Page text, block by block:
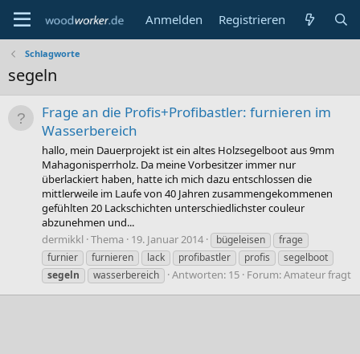
Anmelden Registrieren
Schlagworte
segeln
Frage an die Profis+Profibastler: furnieren im
Wasserbereich
hallo, mein Dauerprojekt ist ein altes Holzsegelboot aus 9mm
Mahagonisperrholz. Da meine Vorbesitzer immer nur
überlackiert haben, hatte ich mich dazu entschlossen die
mittlerweile im Laufe von 40 Jahren zusammengekommenen
gefühlten 20 Lackschichten unterschiedlichster couleur
abzunehmen und...
dermikkl Thema 19. Januar 2014 bügeleisen
frage
furnier
furnieren lack profibastler profis
segelboot
segeln
wasserbereich Antworten: 15 Forum:Amateur fragt